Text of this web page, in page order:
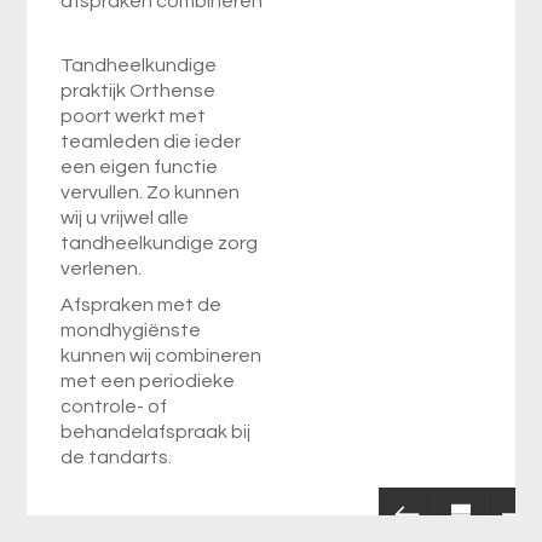
Tandheelkundige
praktijk Orthense
poort werkt met
teamleden die ieder
een eigen functie
vervullen. Zo kunnen
wij u vrijwel alle
tandheelkundige zorg
verlenen.
Afspraken met de
mondhygiënste
kunnen wij combineren
met een periodieke
controle- of
behandelafspraak bij
de tandarts.